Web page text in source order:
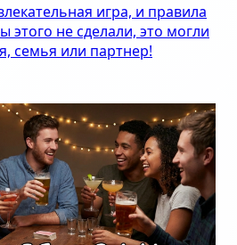
игра, и правила
этого не сделали, это могли
семья или партнер!